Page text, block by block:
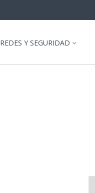
REDES Y SEGURIDAD